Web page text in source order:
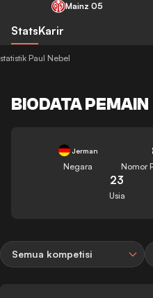
Mainz 05
StatsKarir
statistik Paul Nebel
BIODATA PEMAIN
Jerman
Negara Nomor
23
Usia
Semua kompetisi